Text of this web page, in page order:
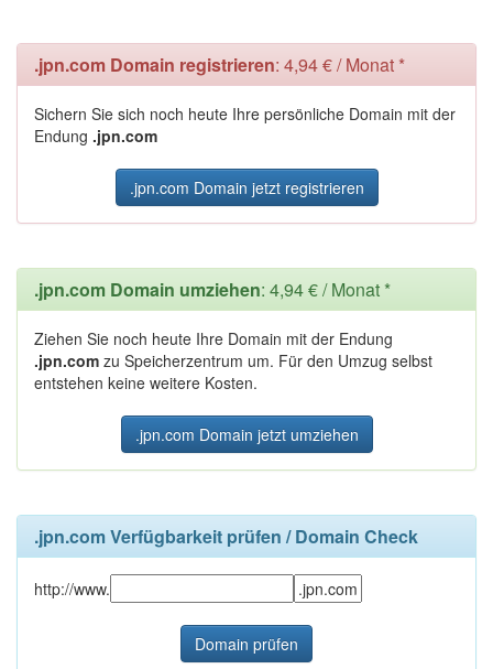
.jpn.com Domain registrieren: 4,94 € / Monat *
Sichern Sie sich noch heute Ihre persönliche Domain mit der
Endung .jpn.com
.jpn.com Domain jetzt registrieren
.jpn.com Domain umziehen: 4,94 € / Monat *
Ziehen Sie noch heute Ihre Domain mit der Endung
.jpn.com zu Speicherzentrum um. Für den Umzug selbst
entstehen keine weitere Kosten.
.jpn.com Domain jetzt umziehen
.jpn.com Verfügbarkeit prüfen / Domain Check
http://www.